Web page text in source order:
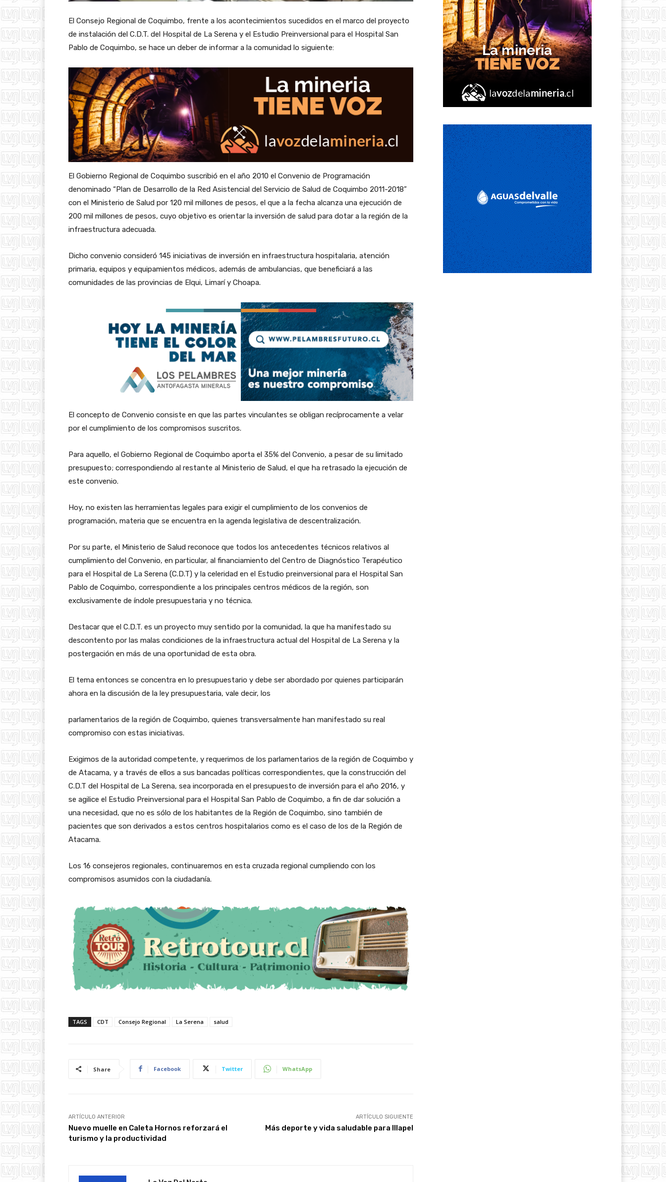
El Consejo Regional de Coquimbo, frente a los acontecimientos sucedidos en el marco del proyecto
de instalación del C.D.T. del Hospital de La Serena y el Estudio Preinversional para el Hospital San
Pablo de Coquimbo, se hace un deber de informar a la comunidad lo siguiente:
El Gobierno Regional de Coquimbo suscribió en el año 2010 el Convenio de Programación
denominado “Plan de Desarrollo de la Red Asistencial del Servicio de Salud de Coquimbo 2011-2018”
con el Ministerio de Salud por 120 mil millones de pesos, el que a la fecha alcanza una ejecución de
200 mil millones de pesos, cuyo objetivo es orientar la inversión de salud para dotar a la región de la
infraestructura adecuada.
Dicho convenio consideró 145 iniciativas de inversión en infraestructura hospitalaria, atención
primaria, equipos y equipamientos médicos, además de ambulancias, que beneficiará a las
comunidades de las provincias de Elqui, Limarí y Choapa.
El concepto de Convenio consiste en que las partes vinculantes se obligan recíprocamente a velar
por el cumplimiento de los compromisos suscritos.
Para aquello, el Gobierno Regional de Coquimbo aporta el 35% del Convenio, a pesar de su limitado
presupuesto; correspondiendo al restante al Ministerio de Salud, el que ha retrasado la ejecución de
este convenio.
Hoy, no existen las herramientas legales para exigir el cumplimiento de los convenios de
programación, materia que se encuentra en la agenda legislativa de descentralización.
Por su parte, el Ministerio de Salud reconoce que todos los antecedentes técnicos relativos al
cumplimiento del Convenio, en particular, al financiamiento del Centro de Diagnóstico Terapéutico
para el Hospital de La Serena (C.D.T) y la celeridad en el Estudio preinversional para el Hospital San
Pablo de Coquimbo, correspondiente a los principales centros médicos de la región, son
exclusivamente de índole presupuestaria y no técnica.
Destacar que el C.D.T. es un proyecto muy sentido por la comunidad, la que ha manifestado su
descontento por las malas condiciones de la infraestructura actual del Hospital de La Serena y la
postergación en más de una oportunidad de esta obra.
El tema entonces se concentra en lo presupuestario y debe ser abordado por quienes participarán
ahora en la discusión de la ley presupuestaria, vale decir, los
parlamentarios de la región de Coquimbo, quienes transversalmente han manifestado su real
compromiso con estas iniciativas.
Exigimos de la autoridad competente, y requerimos de los parlamentarios de la región de Coquimbo y
de Atacama, y a través de ellos a sus bancadas políticas correspondientes, que la construcción del
C.D.T del Hospital de La Serena, sea incorporada en el presupuesto de inversión para el año 2016, y
se agilice el Estudio Preinversional para el Hospital San Pablo de Coquimbo, a fin de dar solución a
una necesidad, que no es sólo de los habitantes de la Región de Coquimbo, sino también de
pacientes que son derivados a estos centros hospitalarios como es el caso de los de la Región de
Atacama.
Los 16 consejeros regionales, continuaremos en esta cruzada regional cumpliendo con los
compromisos asumidos con la ciudadanía.
TAGS CDT Consejo Regional La Serena salud
Share Facebook Twitter WhatsApp
ARTÍCULO ANTERIOR
Nuevo muelle en Caleta Hornos reforzará el
turismo y la productividad
ARTÍCULO SIGUIENTE
Más deporte y vida saludable para Illapel